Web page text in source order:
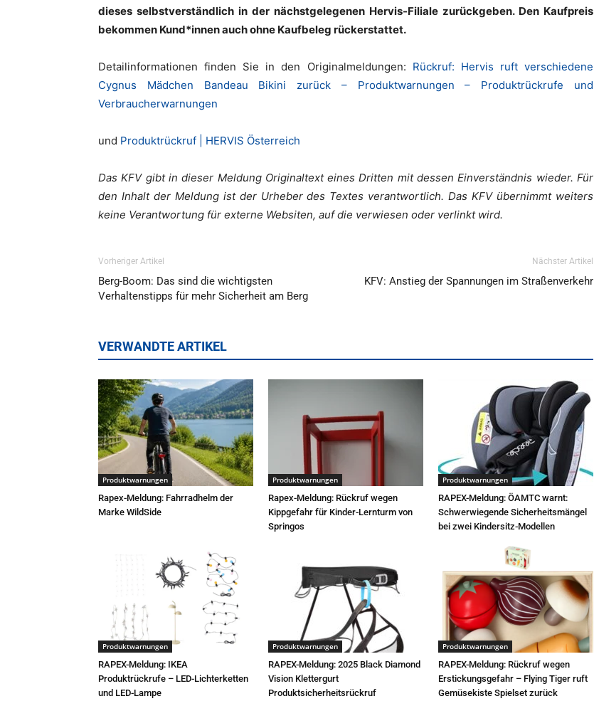
dieses selbstverständlich in der nächstgelegenen Hervis-Filiale zurückgeben. Den Kaufpreis
bekommen Kund*innen auch ohne Kaufbeleg rückerstattet.
Detailinformationen finden Sie in den Originalmeldungen: Rückruf: Hervis ruft verschiedene
Cygnus Mädchen Bandeau Bikini zurück – Produktwarnungen – Produktrückrufe und
Verbraucherwarnungen
und Produktrückruf | HERVIS Österreich
Das KFV gibt in dieser Meldung Originaltext eines Dritten mit dessen Einverständnis wieder. Für
den Inhalt der Meldung ist der Urheber des Textes verantwortlich. Das KFV übernimmt weiters
keine Verantwortung für externe Websiten, auf die verwiesen oder verlinkt wird.
Vorheriger Artikel
Berg-Boom: Das sind die wichtigsten
Verhaltenstipps für mehr Sicherheit am Berg
Nächster Artikel
KFV: Anstieg der Spannungen im Straßenverkehr
VERWANDTE ARTIKEL
Produktwarnungen
Rapex-Meldung: Fahrradhelm der
Marke WildSide
Produktwarnungen
Rapex-Meldung: Rückruf wegen
Kippgefahr für Kinder-Lernturm von
Springos
Produktwarnungen
RAPEX-Meldung: ÖAMTC warnt:
Schwerwiegende Sicherheitsmängel
bei zwei Kindersitz-Modellen
Produktwarnungen
RAPEX-Meldung: IKEA
Produktrückrufe – LED-Lichterketten
und LED-Lampe
Produktwarnungen
RAPEX-Meldung: 2025 Black Diamond
Vision Klettergurt
Produktsicherheitsrückruf
Produktwarnungen
RAPEX-Meldung: Rückruf wegen
Erstickungsgefahr – Flying Tiger ruft
Gemüsekiste Spielset zurück